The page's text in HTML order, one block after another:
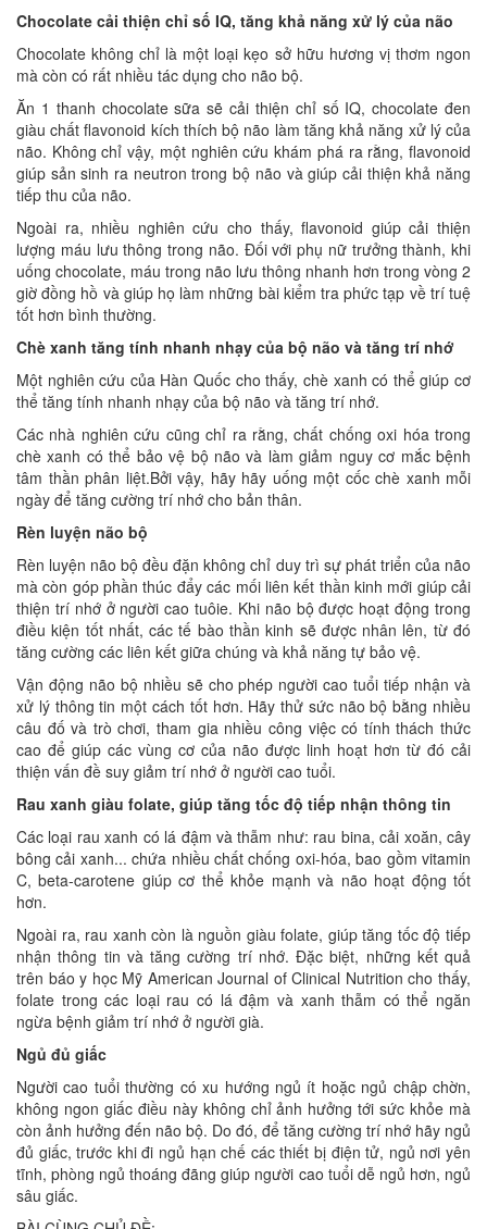
Chocolate cải thiện chỉ số IQ, tăng khả năng xử lý của não
Chocolate không chỉ là một loại kẹo sở hữu hương vị thơm ngon
mà còn có rất nhiều tác dụng cho não bộ.
Ăn 1 thanh chocolate sữa sẽ cải thiện chỉ số IQ, chocolate đen
giàu chất flavonoid kích thích bộ não làm tăng khả năng xử lý của
não. Không chỉ vậy, một nghiên cứu khám phá ra rằng, flavonoid
giúp sản sinh ra neutron trong bộ não và giúp cải thiện khả năng
tiếp thu của não.
Ngoài ra, nhiều nghiên cứu cho thấy, flavonoid giúp cải thiện
lượng máu lưu thông trong não. Đối với phụ nữ trưởng thành, khi
uống chocolate, máu trong não lưu thông nhanh hơn trong vòng 2
giờ đồng hồ và giúp họ làm những bài kiểm tra phức tạp về trí tuệ
tốt hơn bình thường.
Chè xanh tăng tính nhanh nhạy của bộ não và tăng trí nhớ
Một nghiên cứu của Hàn Quốc cho thấy, chè xanh có thể giúp cơ
thể tăng tính nhanh nhạy của bộ não và tăng trí nhớ.
Các nhà nghiên cứu cũng chỉ ra rằng, chất chống oxi hóa trong
chè xanh có thể bảo vệ bộ não và làm giảm nguy cơ mắc bệnh
tâm thần phân liệt.Bởi vậy, hãy hãy uống một cốc chè xanh mỗi
ngày để tăng cường trí nhớ cho bản thân.
Rèn luyện não bộ
Rèn luyện não bộ đều đặn không chỉ duy trì sự phát triển của não
mà còn góp phần thúc đẩy các mối liên kết thần kinh mới giúp cải
thiện trí nhớ ở người cao tuôie. Khi não bộ được hoạt động trong
điều kiện tốt nhất, các tế bào thần kinh sẽ được nhân lên, từ đó
tăng cường các liên kết giữa chúng và khả năng tự bảo vệ.
Vận động não bộ nhiều sẽ cho phép người cao tuổi tiếp nhận và
xử lý thông tin một cách tốt hơn. Hãy thử sức não bộ bằng nhiều
câu đố và trò chơi, tham gia nhiều công việc có tính thách thức
cao để giúp các vùng cơ của não được linh hoạt hơn từ đó cải
thiện vấn đề suy giảm trí nhớ ở người cao tuổi.
Rau xanh giàu folate, giúp tăng tốc độ tiếp nhận thông tin
Các loại rau xanh có lá đậm và thẫm như: rau bina, cải xoăn, cây
bông cải xanh... chứa nhiều chất chống oxi-hóa, bao gồm vitamin
C, beta-carotene giúp cơ thể khỏe mạnh và não hoạt động tốt
hơn.
Ngoài ra, rau xanh còn là nguồn giàu folate, giúp tăng tốc độ tiếp
nhận thông tin và tăng cường trí nhớ. Đặc biệt, những kết quả
trên báo y học Mỹ American Journal of Clinical Nutrition cho thấy,
folate trong các loại rau có lá đậm và xanh thẫm có thể ngăn
ngừa bệnh giảm trí nhớ ở người già.
Ngủ đủ giấc
Người cao tuổi thường có xu hướng ngủ ít hoặc ngủ chập chờn,
không ngon giấc điều này không chỉ ảnh hưởng tới sức khỏe mà
còn ảnh hưởng đến não bộ. Do đó, để tăng cường trí nhớ hãy ngủ
đủ giấc, trước khi đi ngủ hạn chế các thiết bị điện tử, ngủ nơi yên
tĩnh, phòng ngủ thoáng đãng giúp người cao tuổi dễ ngủ hơn, ngủ
sâu giấc.